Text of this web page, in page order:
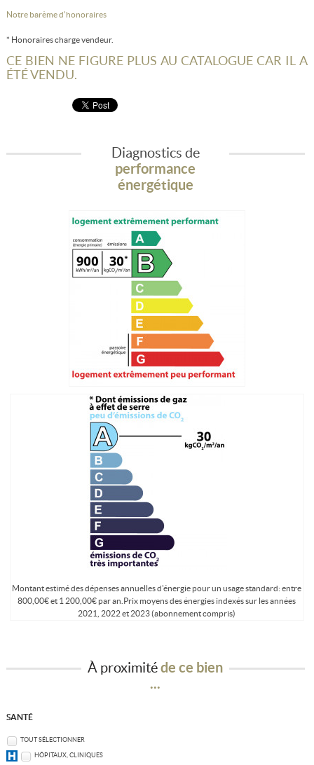
Notre barème d'honoraires
* Honoraires charge vendeur.
CE BIEN NE FIGURE PLUS AU CATALOGUE CAR IL A
ÉTÉ VENDU.
Diagnostics de
performance
énergétique
Montant estimé des dépenses annuelles d'énergie pour un usage standard: entre
800,00€ et 1 200,00€ par an.Prix moyens des énergies indexés sur les années
2021, 2022 et 2023 (abonnement compris)
À proximitéde ce bien
...
SANTÉ
TOUT SÉLECTIONNER
HÔPITAUX, CLINIQUES